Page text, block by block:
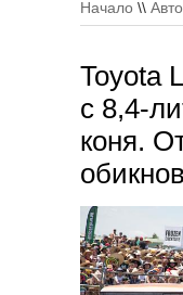
Начало \\
Toyota
с 8,4-
коня.